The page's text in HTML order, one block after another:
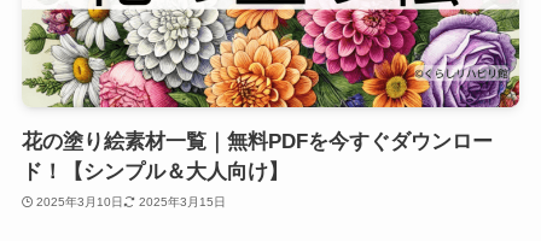
花の塗り絵素材一覧｜無料PDFを今すぐダウンロー
ド！【シンプル＆大人向け】
2025年3月10日 2025年3月15日